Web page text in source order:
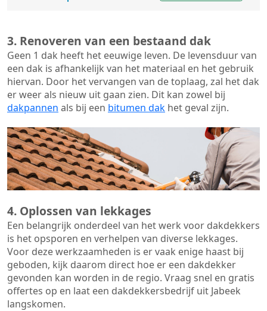
3. Renoveren van een bestaand dak
Geen 1 dak heeft het eeuwige leven. De levensduur van
een dak is afhankelijk van het materiaal en het gebruik
hiervan. Door het vervangen van de toplaag, zal het dak
er weer als nieuw uit gaan zien. Dit kan zowel bij
dakpannen als bij een bitumen dak het geval zijn.
4. Oplossen van lekkages
Een belangrijk onderdeel van het werk voor dakdekkers
is het opsporen en verhelpen van diverse lekkages.
Voor deze werkzaamheden is er vaak enige haast bij
geboden, kijk daarom direct hoe er een dakdekker
gevonden kan worden in de regio. Vraag snel en gratis
offertes op en laat een dakdekkersbedrijf uit Jabeek
langskomen.